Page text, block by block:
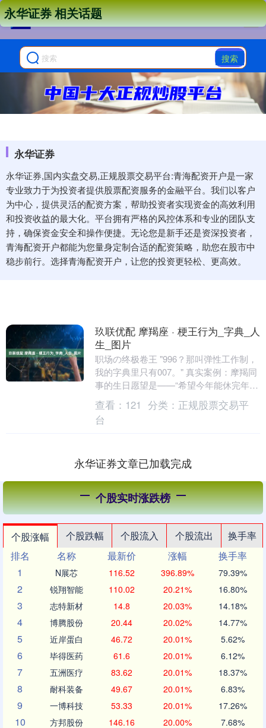
搜索
永华证券
永华证券,国内实盘交易,正规股票交易平台:青海配资开户是一家
专业致力于为投资者提供股票配资服务的金融平台。我们以客户
为中心，提供灵活的配资方案，帮助投资者实现资金的高效利用
和投资收益的最大化。平台拥有严格的风控体系和专业的团队支
持，确保资金安全和操作便捷。无论您是新手还是资深投资者，
青海配资开户都能为您量身定制合适的配资策略，助您在股市中
稳步前行。选择青海配资开户，让您的投资更轻松、更高效。
永华证券 相关话题
玖联优配 摩羯座 · 梗王行为_字典_人
生_图片
职场の终极卷王 "996？那叫弹性工作制，
我的字典里只有007。" 真实案例：摩羯同
事的生日愿望是——“希望今年能休完年
假。”（但去年也没休完） 经典语
录："下....
查看： 121 分类： 正规股票交易平
台
永华证券文章已加载完成
个股实时涨跌榜
个股涨幅 个股跌幅 个股流入 个股流出
换手率
排名
名称 最新价 涨幅
换手率
1
N展芯 116.52 396.89% 79.39%
2 锐翔智能 110.02 20.21% 16.80%
3 志特新材 14.8 20.03% 14.18%
4 博腾股份 20.44 20.02% 14.77%
5 近岸蛋白 46.72 20.01% 5.62%
6 毕得医药 61.6 20.01% 6.12%
7 五洲医疗 83.62 20.01% 18.37%
8 耐科装备 49.67 20.01% 6.83%
9 一博科技 53.33 20.01% 17.26%
10 方邦股份 146.16 20.00% 7.68%